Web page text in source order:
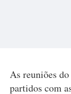
As reuniões
partidos com